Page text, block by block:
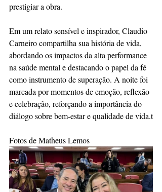
prestigiar a obra.
Em um relato sensível e inspirador, Claudio
Carneiro compartilha sua história de vida,
abordando os impactos da alta performance
na saúde mental e destacando o papel da fé
como instrumento de superação. A noite foi
marcada por momentos de emoção, reflexão
e celebração, reforçando a importância do
diálogo sobre bem-estar e qualidade de vida.t
Fotos de Matheus Lemos